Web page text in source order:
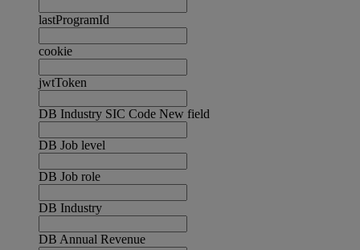
lastProgramId
cookie
jwtToken
DB Industry SIC Code New field
DB Job level
DB Job role
DB Industry
DB Annual Revenue